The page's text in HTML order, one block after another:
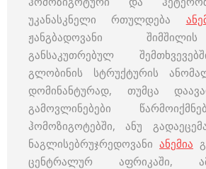
უკანასკნელი რთულდება
ჟანგბადოვანი
განსაკუთრებულ
გლობინის სტრუქტურის
დომინანტურად, თუმცა
გამოვლინებები
ჰომოზიგოტებში, ანუ
ნაგლისებრუჯრედოვანი ანემია
ცენტრალურ აფრიკაში,